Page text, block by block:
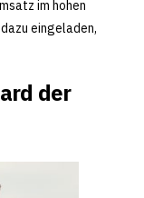
im hohen
eingeladen,
der